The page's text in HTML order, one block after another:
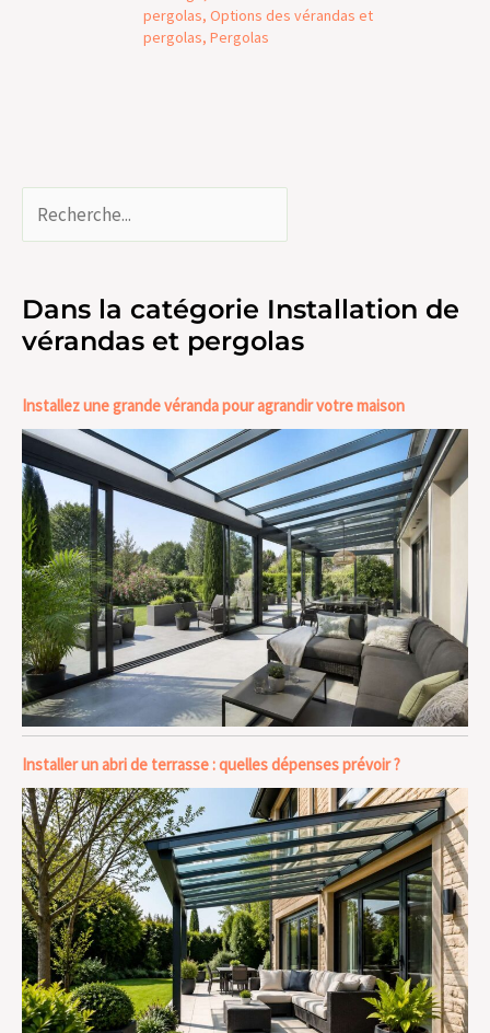
pergolas, Options des vérandas et
pergolas, Pergolas
Dans la catégorie Installation de
vérandas et pergolas
Installez une grande véranda pour agrandir votre maison
Installer un abri de terrasse : quelles dépenses prévoir ?